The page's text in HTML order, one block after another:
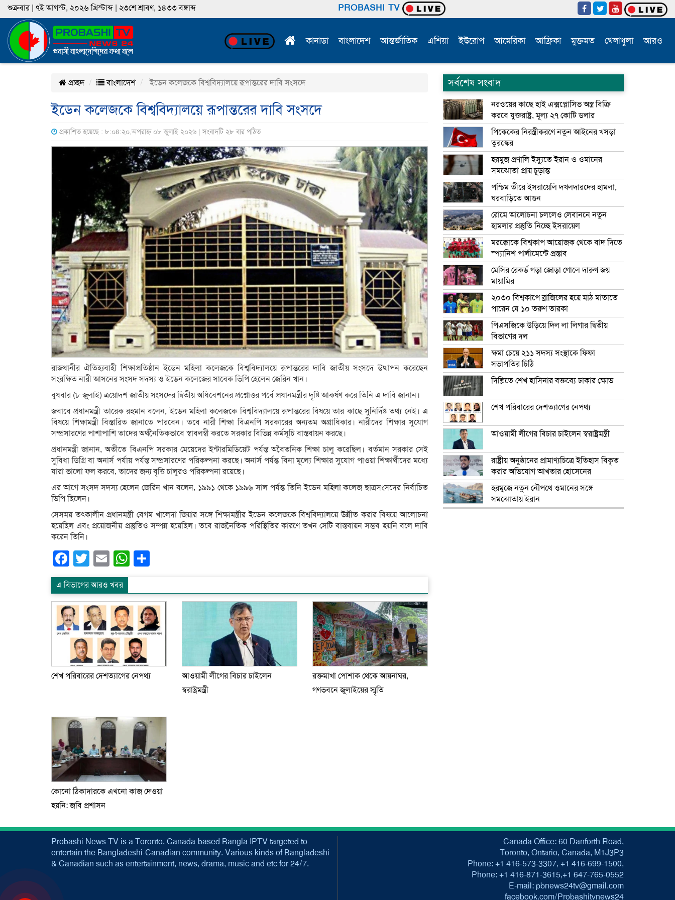
শুক্রবার | ৭ই আগস্ট, ২০২৬ খ্রিস্টাব্দ | ২৩শে শ্রাবণ, ১৪৩৩ বঙ্গাব্দ PROBASHI TV
কানাডা বাংলাদেশ আন্তর্জাতিক এশিয়া ইউরোপ আমেরিকা আফ্রিকা মুক্তমত খেলাধুলা আরও
প্রচ্ছদ বাংলাদেশ ইডেন কলেজকে বিশ্ববিদ্যালয়ে রূপান্তরের দাবি সংসদে
ইডেন কলেজকে বিশ্ববিদ্যালয়ে রূপান্তরের দাবি সংসদে
প্রকাশিত হয়েছে : ৮:০৪:২০,অপরাহ্ন ০৮ জুলাই ২০২৬ | সংবাদটি ২৮ বার পঠিত
রাজধানীর ঐতিহ্যবাহী শিক্ষাপ্রতিষ্ঠান ইডেন মহিলা কলেজকে বিশ্ববিদ্যালয়ে রূপান্তরের দাবি জাতীয় সংসদে উত্থাপন করেছেন
সংরক্ষিত নারী আসনের সংসদ সদস্য ও ইডেন কলেজের সাবেক ভিপি হেলেন জেরিন খান।
বুধবার (৮ জুলাই) ত্রয়োদশ জাতীয় সংসদের দ্বিতীয় অধিবেশনের প্রশ্নোত্তর পর্বে প্রধানমন্ত্রীর দৃষ্টি আকর্ষণ করে তিনি এ দাবি জানান।
জবাবে প্রধানমন্ত্রী তারেক রহমান বলেন, ইডেন মহিলা কলেজকে বিশ্ববিদ্যালয়ে রূপান্তরের বিষয়ে তার কাছে সুনির্দিষ্ট তথ্য নেই। এ
বিষয়ে শিক্ষামন্ত্রী বিস্তারিত জানাতে পারবেন। তবে নারী শিক্ষা বিএনপি সরকারের অন্যতম অগ্রাধিকার। নারীদের শিক্ষার সুযোগ
সম্প্রসারণের পাশাপাশি তাদের অর্থনৈতিকভাবে স্বাবলম্বী করতে সরকার বিভিন্ন কর্মসূচি বাস্তবায়ন করছে।
প্রধানমন্ত্রী জানান, অতীতে বিএনপি সরকার মেয়েদের ইন্টারমিডিয়েট পর্যন্ত অবৈতনিক শিক্ষা চালু করেছিল। বর্তমান সরকার সেই
সুবিধা ডিগ্রি বা অনার্স পর্যায় পর্যন্ত সম্প্রসারণের পরিকল্পনা করছে। অনার্স পর্যন্ত বিনা মূল্যে শিক্ষার সুযোগ পাওয়া শিক্ষার্থীদের মধ্যে
যারা ভালো ফল করবে, তাদের জন্য বৃত্তি চালুরও পরিকল্পনা রয়েছে।
এর আগে সংসদ সদস্য হেলেন জেরিন খান বলেন, ১৯৯১ থেকে ১৯৯৬ সাল পর্যন্ত তিনি ইডেন মহিলা কলেজ ছাত্রসংসদের নির্বাচিত
ভিপি ছিলেন।
সেসময় তৎকালীন প্রধানমন্ত্রী বেগম খালেদা জিয়ার সঙ্গে শিক্ষামন্ত্রীর ইডেন কলেজকে বিশ্ববিদ্যালয়ে উন্নীত করার বিষয়ে আলোচনা
হয়েছিল এবং প্রয়োজনীয় প্রস্তুতিও সম্পন্ন হয়েছিল। তবে রাজনৈতিক পরিস্থিতির কারণে তখন সেটি বাস্তবায়ন সম্ভব হয়নি বলে দাবি
করেন তিনি।
Facebook
Twitter
EmailWhatsApp
এ বিভাগের আরও খবর
শেখ পরিবারের দেশত্যাগের নেপথ্য
আওয়ামী লীগের বিচার চাইলেন
স্বরাষ্ট্রমন্ত্রী
রক্তমাখা পোশাক থেকে আয়নাঘর,
গণভবনে জুলাইয়ের স্মৃতি
কোনো ঠিকাদারকে এখনো কাজ দেওয়া
হয়নি: জবি প্রশাসন
সর্বশেষ সংবাদ
নরওয়ের কাছে হাই এক্সপ্লোসিভ অস্ত্র বিক্রি
করবে যুক্তরাষ্ট্র, মূল্য ২৭ কোটি ডলার
পিকেকের নিরস্ত্রীকরণে নতুন আইনের খসড়া
তুরস্কের
হরমুজ প্রণালি ইস্যুতে ইরান ও ওমানের
সমঝোতা প্রায় চূড়ান্ত
পশ্চিম তীরে ইসরায়েলি দখলদারদের হামলা,
ঘরবাড়িতে আগুন
রোমে আলোচনা চললেও লেবাননে নতুন
হামলার প্রস্তুতি নিচ্ছে ইসরায়েল
মরক্কোকে বিশ্বকাপ আয়োজক থেকে বাদ দিতে
স্প্যানিশ পার্লামেন্টে প্রস্তাব
মেসির রেকর্ড গড়া জোড়া গোলে দারুণ জয়
মায়ামির
২০৩০ বিশ্বকাপে ব্রাজিলের হয়ে মাঠ মাতাতে
পারেন যে ১০ তরুণ তারকা
পিএসজিকে উড়িয়ে দিল লা লিগার দ্বিতীয়
বিভাগের দল
ক্ষমা চেয়ে ২১১ সদস্য সংস্থাকে ফিফা
সভাপতির চিঠি
দিল্লিতে শেখ হাসিনার বক্তব্যে ঢাকার ক্ষোভ
শেখ পরিবারের দেশত্যাগের নেপথ্য
আওয়ামী লীগের বিচার চাইলেন স্বরাষ্ট্রমন্ত্রী
রাষ্ট্রীয় অনুষ্ঠানের প্রামাণ্যচিত্রে ইতিহাস বিকৃত
করার অভিযোগ আখতার হোসেনের
হরমুজে নতুন নৌপথে ওমানের সঙ্গে
সমঝোতায় ইরান
Probashi News TV is a Toronto, Canada-based Bangla IPTV targeted to
entertain the Bangladeshi-Canadian community. Various kinds of Bangladeshi
& Canadian such as entertainment, news, drama, music and etc for 24/7.
Canada Office: 60 Danforth Road,
Toronto, Ontario, Canada, M1J3P3
Phone: +1 416-573-3307, +1 416-699-1500,
Phone: +1 416-871-3615,+1 647-765-0552
E-mail: pbnews24tv@gmail.com
facebook.com/Probashitvnews24